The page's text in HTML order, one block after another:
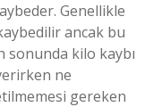
Genellikle
ancak bu
sonunda kilo kaybı
ne
gereken